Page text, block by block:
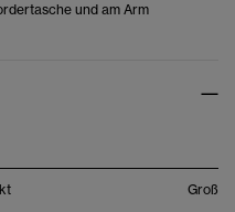
und am Arm
Groß